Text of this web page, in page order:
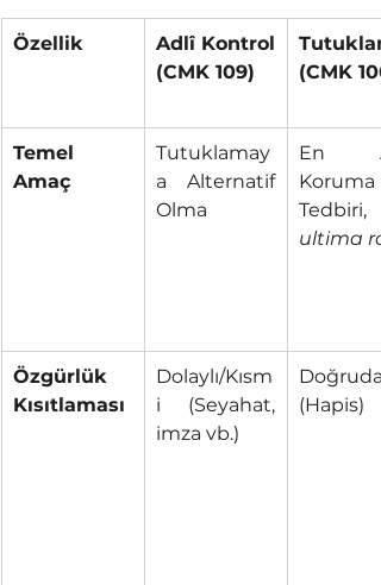
Özellik
Adlî Kontrol
(CMK 109)
(CMK
Temel
Amaç
Tutuklamay
a Alternatif
Olma
En
Koruma
ultima
Özgürlük
Kısıtlaması
Dolaylı/Kısm
i (Seyahat,
imza vb.)
(Hapis)